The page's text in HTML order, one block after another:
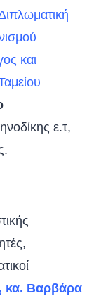
και
ε.τ,
κα. Βαρβάρα